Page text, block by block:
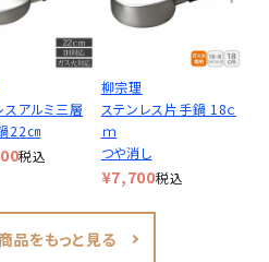
スアルミ三層
22㎝
税込
柳宗理
ステンレス片手鍋 18ｃ
ｍ
つや消し
¥7,700税込
品をもっと見る